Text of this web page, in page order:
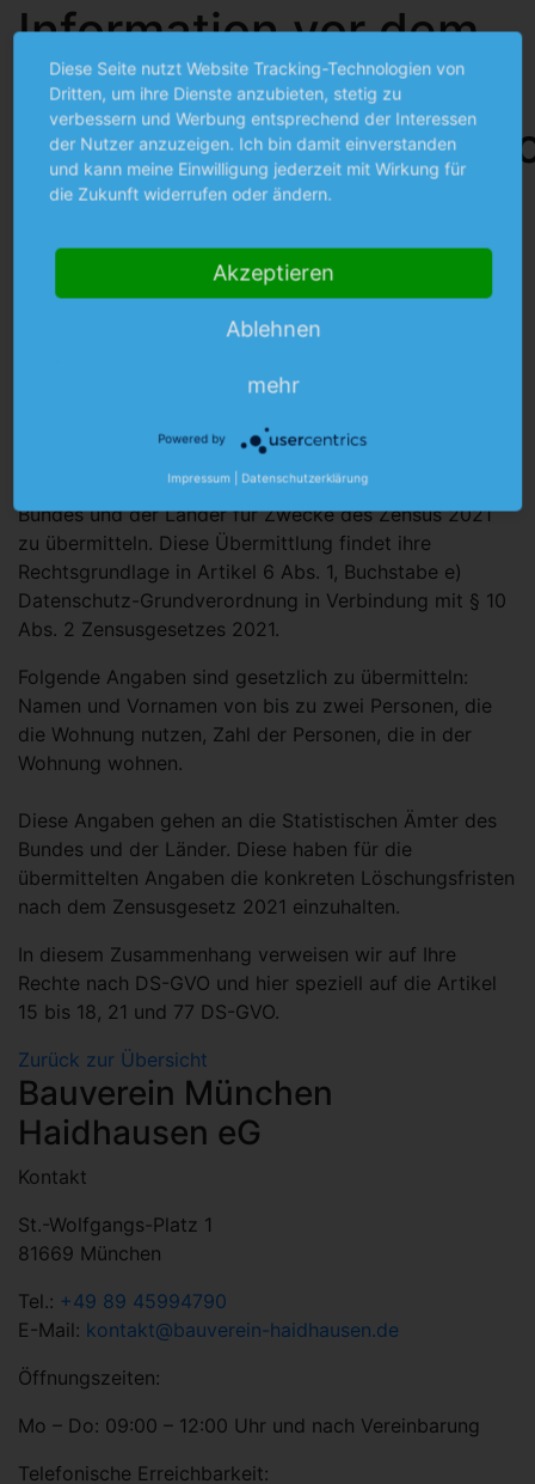
Information vor dem
Hintergrund der
und dem
Zensusgesetz 2021
Vermieter ist datenschutzrechtlich verantwortlich für
die im Rahmen des Nutzungsverhältnisses
erforderliche Verarbeitung personenbezogener
Daten. Aufgrund des Zensusgesetzes 2021 sind wir
verpflichtet, bestimmte Angaben über die
Wohnungsnutzer/innen den Statistischen Ämtern des
Bundes und der Länder für Zwecke des Zensus 2021
zu übermitteln. Diese Übermittlung findet ihre
Rechtsgrundlage in Artikel 6 Abs. 1, Buchstabe e)
Datenschutz-Grundverordnung in Verbindung mit § 10
Abs. 2 Zensusgesetzes 2021.
Folgende Angaben sind gesetzlich zu übermitteln:
Namen und Vornamen von bis zu zwei Personen, die
die Wohnung nutzen, Zahl der Personen, die in der
Wohnung wohnen.
Diese Angaben gehen an die Statistischen Ämter des
Bundes und der Länder. Diese haben für die
übermittelten Angaben die konkreten Löschungsfristen
nach dem Zensusgesetz 2021 einzuhalten.
In diesem Zusammenhang verweisen wir auf Ihre
Rechte nach DS-GVO und hier speziell auf die Artikel
15 bis 18, 21 und 77 DS-GVO.
Zurück zur Übersicht
Bauverein München
Haidhausen eG
Kontakt
St.-Wolfgangs-Platz 1
81669 München
Tel.: +49 89 45994790
E-Mail: kontakt@bauverein-haidhausen.de
Öffnungszeiten:
Mo – Do: 09:00 – 12:00 Uhr und nach Vereinbarung
Telefonische Erreichbarkeit:
Diese Seite nutzt Website Tracking-Technologien von
Dritten, um ihre Dienste anzubieten, stetig zu
verbessern und Werbung entsprechend der Interessen
der Nutzer anzuzeigen. Ich bin damit einverstanden
und kann meine Einwilligung jederzeit mit Wirkung für
die Zukunft widerrufen oder ändern.
Akzeptieren
Ablehnen
mehr
Powered by
Impressum Datenschutzerklärung